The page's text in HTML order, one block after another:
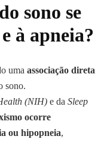
sono se
à apneia?
uma associação direta
sono.
(NIH) e da Sleep
ocorre
ou hipopneia,